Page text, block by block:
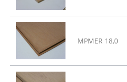
MPMER 18,0